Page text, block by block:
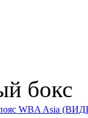
бокс
пояс WBA Asia